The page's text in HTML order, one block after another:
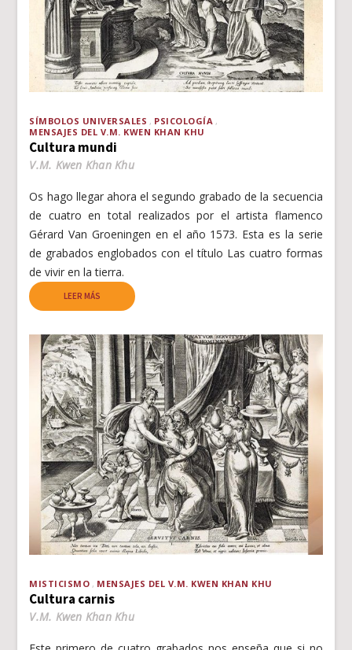
SÍMBOLOS UNIVERSALES
PSICOLOGÍA
MENSAJES DEL V.M. KWEN KHAN KHU
Cultura mundi
V.M. Kwen Khan Khu
Os hago llegar ahora el segundo grabado de la secuencia
de cuatro en total realizados por el artista flamenco
Gérard Van Groeningen en el año 1573. Esta es la serie
de grabados englobados con el título Las cuatro formas
de vivir en la tierra.
LEER MÁS
MISTICISMO MENSAJES DEL V.M. KWEN KHAN KHU
Cultura carnis
V.M. Kwen Khan Khu